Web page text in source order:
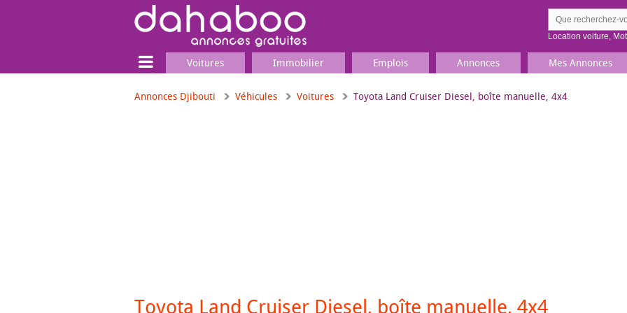
Location voiture,
Voitures Immobilier Emplois Annonces Mes Annonces
Annonces Djibouti Véhicules Voitures Toyota Land Cruiser Diesel, boîte manuelle, 4x4
Toyota Land Cruiser Diesel, boîte manuelle, 4x4